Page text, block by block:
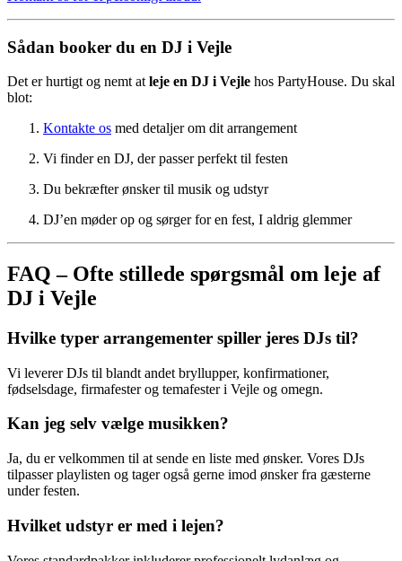
Sådan booker du en DJ i Vejle
Det er hurtigt og nemt at leje en DJ i Vejle hos PartyHouse. Du skal
blot:
Kontakte os med detaljer om dit arrangement
Vi finder en DJ, der passer perfekt til festen
Du bekræfter ønsker til musik og udstyr
DJ’en møder op og sørger for en fest, I aldrig glemmer
FAQ – Ofte stillede spørgsmål om leje af
DJ i Vejle
Hvilke typer arrangementer spiller jeres DJs til?
Vi leverer DJs til blandt andet bryllupper, konfirmationer,
fødselsdage, firmafester og temafester i Vejle og omegn.
Kan jeg selv vælge musikken?
Ja, du er velkommen til at sende en liste med ønsker. Vores DJs
tilpasser playlisten og tager også gerne imod ønsker fra gæsterne
under festen.
Hvilket udstyr er med i lejen?